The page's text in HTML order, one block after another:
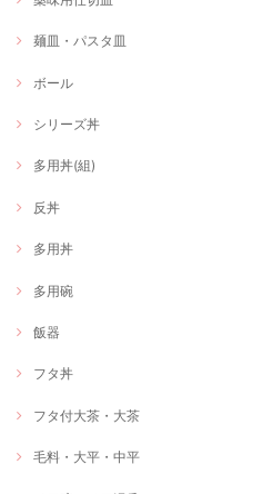
麺皿・パスタ皿
ボール
シリーズ丼
多用丼(組)
反丼
多用丼
多用碗
飯器
フタ丼
フタ付大茶・大茶
毛料・大平・中平